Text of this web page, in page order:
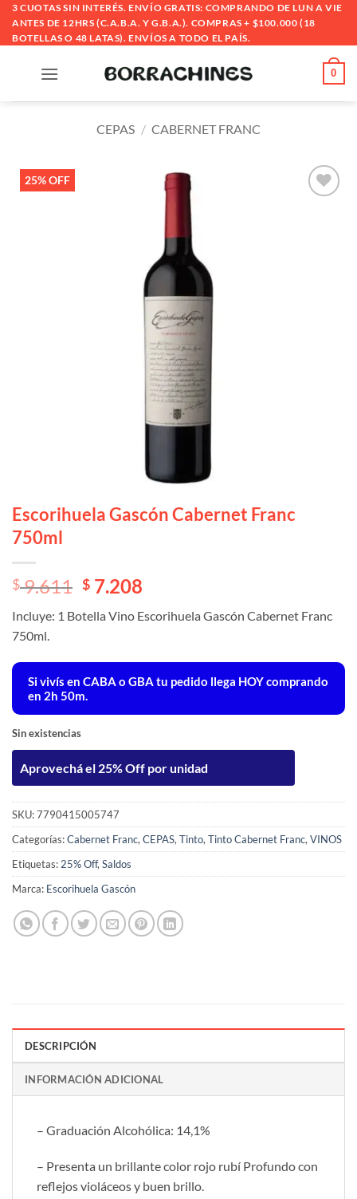
Saltar
contenido
3 CUOTAS SIN INTERÉS. ENVÍO GRATIS: COMPRANDO DE LUN A VIE
ANTES DE 12HRS (C.A.B.A. Y G.B.A.). COMPRAS + $100.000 (18
BOTELLAS O 48 LATAS). ENVÍOS A TODO EL PAÍS.
0
CEPAS / CABERNET FRANC
25% OFF
Escorihuela Gascón Cabernet Franc
750ml
El
original
era:
$ 9.611.
$9.611 El
actual
$ 9.611.
$ 7.208
Incluye: 1 Botella Vino Escorihuela Gascón Cabernet Franc
750ml.
Si vivís en CABA o GBA tu pedido llega HOYcomprando
en 2h 50m.
Sin existencias
Aprovechá el 25% Off por unidad
SKU:7790415005747
Categorías:Cabernet Franc, CEPAS, Tinto, Tinto Cabernet Franc, VINOS
Etiquetas: 25% Off, Saldos
Marca: Escorihuela Gascón
DESCRIPCIÓN
INFORMACIÓN ADICIONAL
– Graduación Alcohólica: 14,1%
– Presenta un brillante color rojo rubí Profundo con
reflejos violáceos y buen brillo.